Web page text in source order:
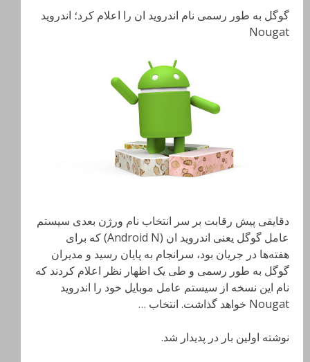
گوگل به طور رسمی نام اندروید ان را اعلام کرد؛ اندروید
Nougat
دقایقی پیش رقابت بر سر انتخاب نام ورژن بعدی سیستم
عامل گوگل یعنی اندروید ان (Android N) که برای
هفته‌ها در جریان بود، سرانجام به پایان رسید و مدیران
گوگل به طور رسمی و طی یک اظهار نظر اعلام کردند که
نام این نسخه از سیستم عامل موبایل خود را اندروید
Nougat خواهد گذاشت. انتخاب …
نوشته اولین بار در پدیدار شد.